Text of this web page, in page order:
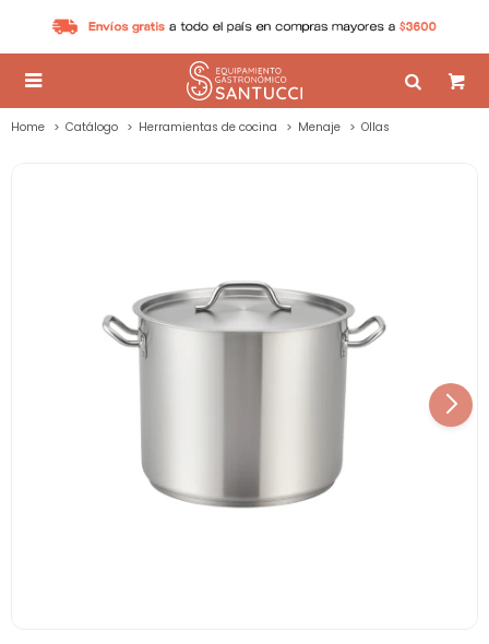

Home Catálogo Herramientas de cocina Menaje Ollas